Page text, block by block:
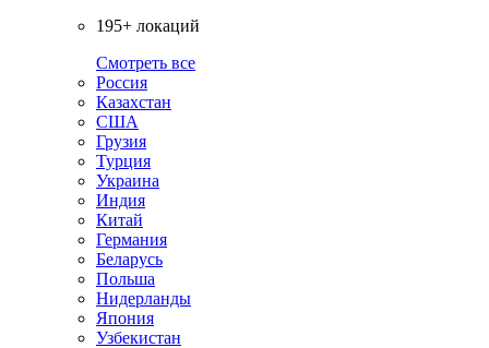
195+ локаций
Смотреть все
Россия
Казахстан
США
Грузия
Турция
Украина
Индия
Китай
Германия
Беларусь
Польша
Нидерланды
Япония
Узбекистан